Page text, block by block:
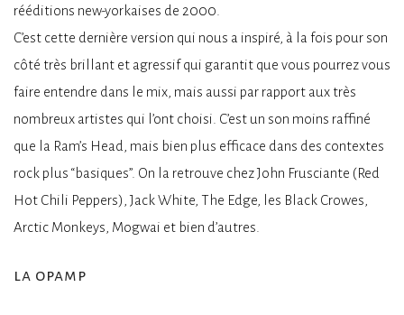
rééditions new-yorkaises de 2000.
C’est cette dernière version qui nous a inspiré, à la fois pour son
côté très brillant et agressif qui garantit que vous pourrez vous
faire entendre dans le mix, mais aussi par rapport aux très
nombreux artistes qui l’ont choisi. C’est un son moins raffiné
que la Ram’s Head, mais bien plus efficace dans des contextes
rock plus “basiques”. On la retrouve chez John Frusciante (Red
Hot Chili Peppers), Jack White, The Edge, les Black Crowes,
Arctic Monkeys, Mogwai et bien d’autres.
la opamp